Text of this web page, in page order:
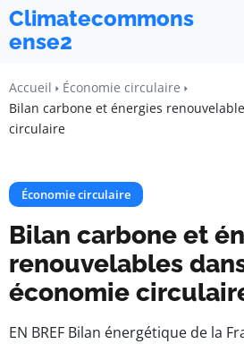
Climatecommons
ense2
Accueil
Économie circulaire
Bilan carbone et énergies
circulaire
Économie circulaire
Bilan carbone et
renouvelables
économie
EN BREF Bilan énergétique de la